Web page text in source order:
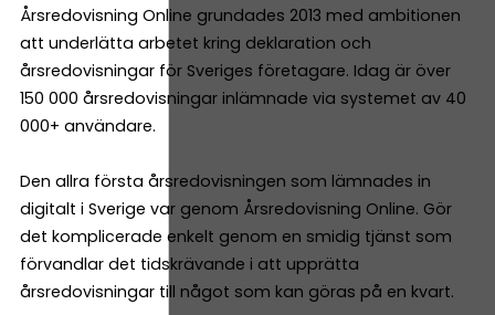
Årsredovisning Online grundades 2013 med ambitionen
att underlätta arbetet kring deklaration och
årsredovisningar för Sveriges företagare. Idag är över
150 000 årsredovisningar inlämnade via systemet av 40
000+ användare.
Den allra första årsredovisningen som lämnades in
digitalt i Sverige var genom Årsredovisning Online. Gör
det komplicerade enkelt genom en smidig tjänst som
förvandlar det tidskrävande i att upprätta
årsredovisningar till något som kan göras på en kvart.